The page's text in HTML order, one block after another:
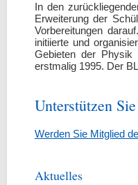
In den
Erweiterung der
Vorbereitungen
initiierte und
Gebieten der
erstmalig 1995. Der
Unterstützen
Werden Sie Mitglied
Aktuelles